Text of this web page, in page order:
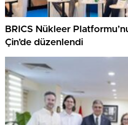
BRICS Nükleer
Çin’de düzenlendi